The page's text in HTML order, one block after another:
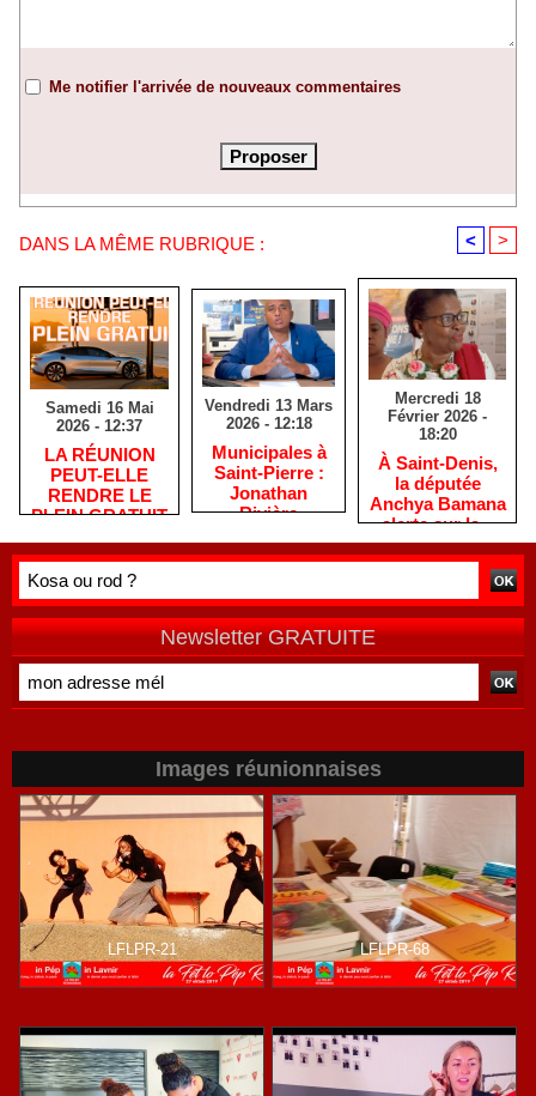
Me notifier l'arrivée de nouveaux commentaires
DANS LA MÊME RUBRIQUE : < >
Samedi 16 Mai
2026 - 12:37
​LA RÉUNION
PEUT-ELLE
RENDRE LE
PLEIN GRATUIT
Vendredi 13 Mars
2026 - 12:18
​Municipales à
Saint-Pierre :
Jonathan
Rivière
habitants après
de terrain
Mercredi 18
Février 2026 -
18:20
​À Saint-Denis,
la députée
Anchya Bamana
alerte sur la «
double peine »
vécue par
Newsletter GRATUITE
Images réunionnaises
LFLPR-21 LFLPR-68